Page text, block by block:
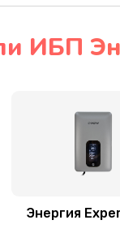
ИБП
Энергия